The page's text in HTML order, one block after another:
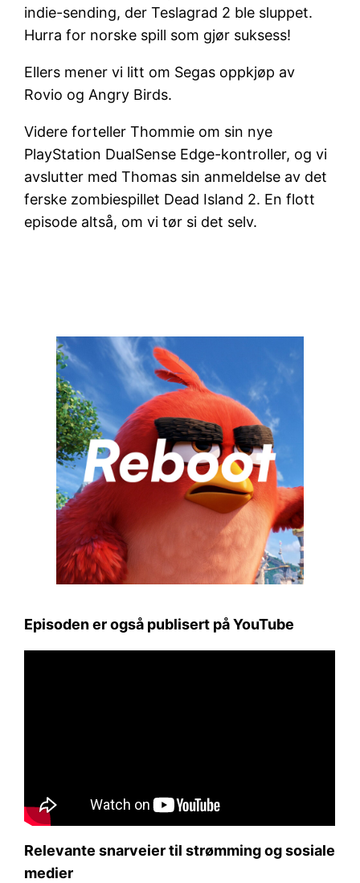
indie-sending, der Teslagrad 2 ble sluppet.
Hurra for norske spill som gjør suksess!
Ellers mener vi litt om Segas oppkjøp av
Rovio og Angry Birds.
Videre forteller Thommie om sin nye
PlayStation DualSense Edge-kontroller, og vi
avslutter med Thomas sin anmeldelse av det
ferske zombiespillet Dead Island 2. En flott
episode altså, om vi tør si det selv.
Episoden er også publisert på YouTube
Relevante snarveier til strømming og sosiale
medier